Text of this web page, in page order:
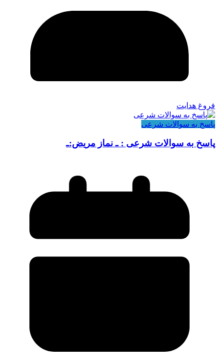
فروغ هدایت
پاسخ به سوالات شرعی
پاسخ به سوالات شرعی : ـ نماز مریض:ـ